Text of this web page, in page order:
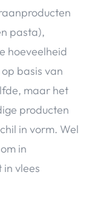
pasta),
hoeveelheid
basis van
maar het
producten
in vorm. Wel
in
vlees